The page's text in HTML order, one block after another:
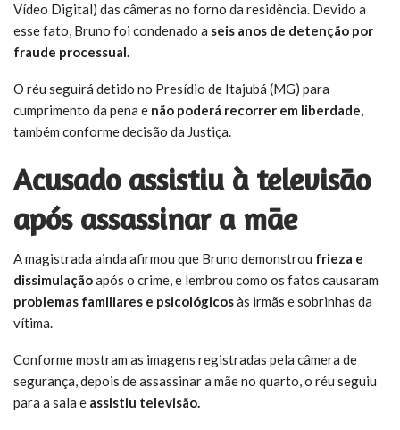
Vídeo Digital) das câmeras no forno da residência. Devido a
esse fato, Bruno foi condenado a seis anos de detenção por
fraude processual.
O réu seguirá detido no Presídio de Itajubá (MG) para
cumprimento da pena e não poderá recorrer em liberdade,
também conforme decisão da Justiça.
Acusado assistiu à televisão
após assassinar a mãe
A magistrada ainda afirmou que Bruno demonstrou frieza e
dissimulaçãoapós o crime, e lembrou como os fatos causaram
problemas familiares e psicológicosàs irmãs e sobrinhas da
vítima.
Conforme mostram as imagens registradas pela câmera de
segurança, depois de assassinar a mãe no quarto, o réu seguiu
para a sala e assistiu televisão.